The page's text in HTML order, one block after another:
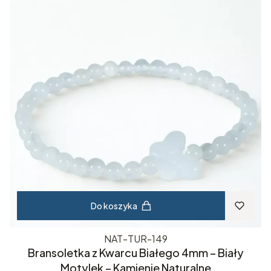
Do koszyka
NAT-TUR-149
Bransoletka z Kwarcu Białego 4mm – Biały
Motylek – Kamienie Naturalne